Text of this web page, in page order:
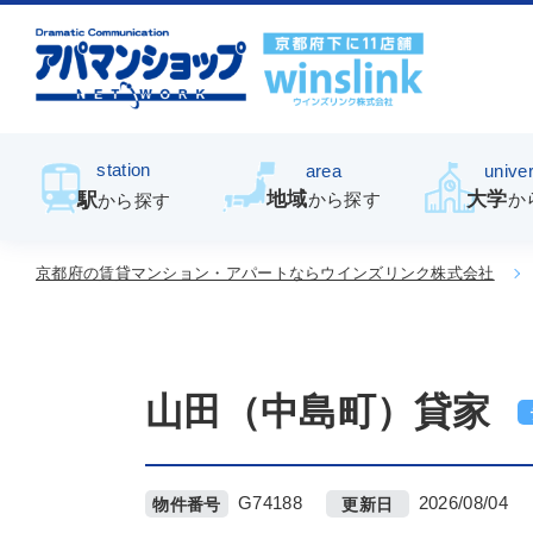
station
駅から探す
area
地域から探す 大学か
京都府の賃貸マンション・アパートならウインズリンク株式会社
山田（中島町）貸家
物件番号 G74188 更新日 2026/08/04